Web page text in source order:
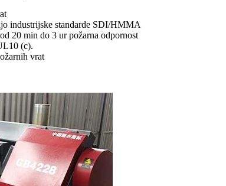
industrijske standarde SDI/HMMA
20 min do 3 ur požarna odpornost
(c).
vrat